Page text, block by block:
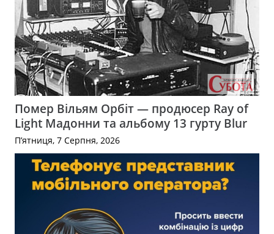
Помер Вільям Орбіт — продюсер Ray of
Light Мадонни та альбому 13 гурту Blur
П’ятниця, 7 Серпня, 2026